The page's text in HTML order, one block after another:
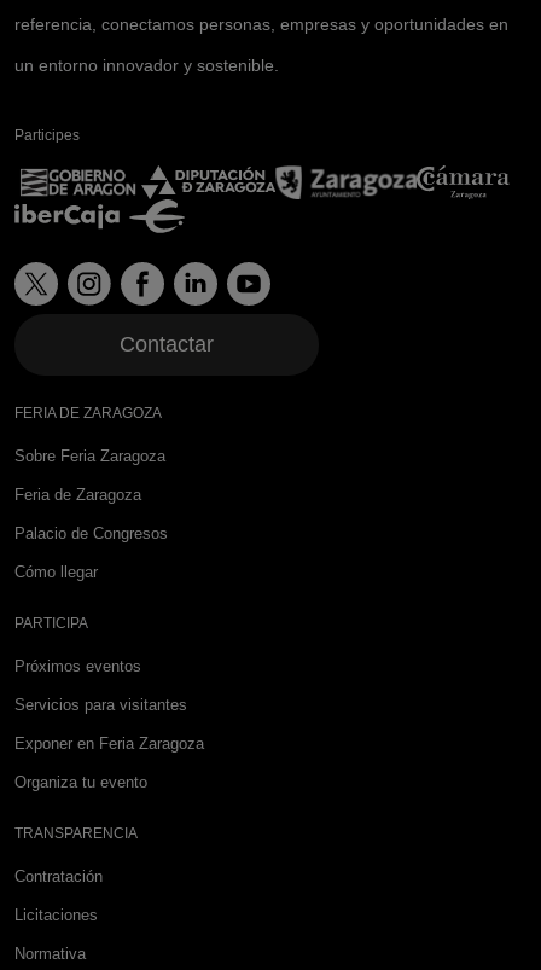
referencia, conectamos personas, empresas y oportunidades en
un entorno innovador y sostenible.
Participes
Contactar
FERIA DE ZARAGOZA
Sobre Feria Zaragoza
Feria de Zaragoza
Palacio de Congresos
Cómo llegar
PARTICIPA
Próximos eventos
Servicios para visitantes
Exponer en Feria Zaragoza
Organiza tu evento
TRANSPARENCIA
Contratación
Licitaciones
Normativa